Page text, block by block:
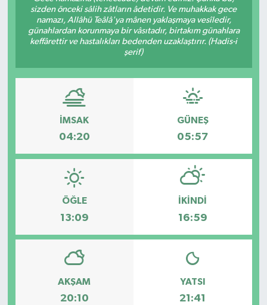
sizden önceki sâlih zâtların âdetidir. Ve muhakkak gece
namazı, Allâhü Teâlâ'ya mânen yaklaşmaya vesîledir,
günahlardan korunmaya bir vâsıtadır, birtakım günahlara
keffârettir ve hastalıkları bedenden uzaklaştırır. (Hadis-i
şerif)
İMSAK
04:20
GÜNEŞ
05:57
ÖĞLE
13:09
İKINDI
16:59
AKŞAM
20:10
YATSI
21:41
Gayrimenkul